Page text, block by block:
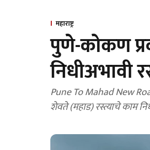
महाराष्ट्र
पुणे-कोकण
निधीअभावी
Pune To Mahad New
शेवते (महाड) रस्त्याचे काम